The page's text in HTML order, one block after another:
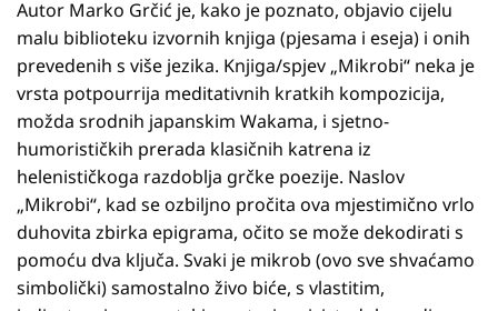
Autor Marko Grčić je, kako je poznato, objavio cijelu
malu biblioteku izvornih knjiga (pjesama i eseja) i onih
prevedenih s više jezika. Knjiga/spjev „Mikrobi“ neka je
vrsta potpourrija meditativnih kratkih kompozicija,
možda srodnih japanskim Wakama, i sjetno-
humorističkih prerada klasičnih katrena iz
helenističkoga razdoblja grčke poezije. Naslov
„Mikrobi“, kad se ozbiljno pročita ova mjestimično vrlo
duhovita zbirka epigrama, očito se može dekodirati s
pomoću dva ključa. Svaki je mikrob (ovo sve shvaćamo
simbolički) samostalno živo biće, s vlastitim,